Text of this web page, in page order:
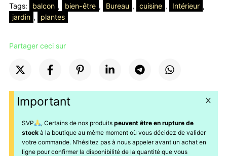
Tags: balcon , bien-être , Bureau , cuisine , Intérieur
jardin , plantes
Partager ceci sur
Important
SVP , Certains de nos produits peuvent être en rupture de
stock à la boutique au même moment où vous décidez de valider
votre commande. N’hésitez pas à nous appeler avant un achat en
ligne pour confirmer la disponibilité de la quantité que vous